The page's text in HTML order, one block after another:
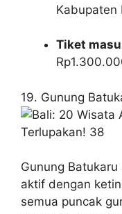
Kabupaten
Tiket
19. Gunung
Gunung
aktif dengan
semua puncak